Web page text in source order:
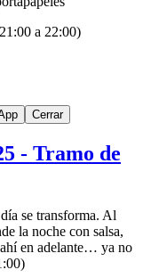
a 22:00)
Cerrar
- Tramo de
se transforma. Al
la noche con salsa,
en adelante… ya no